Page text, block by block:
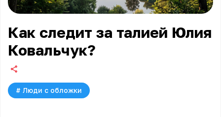
Как следит за талией Юлия
Ковальчук?
# Люди с обложки